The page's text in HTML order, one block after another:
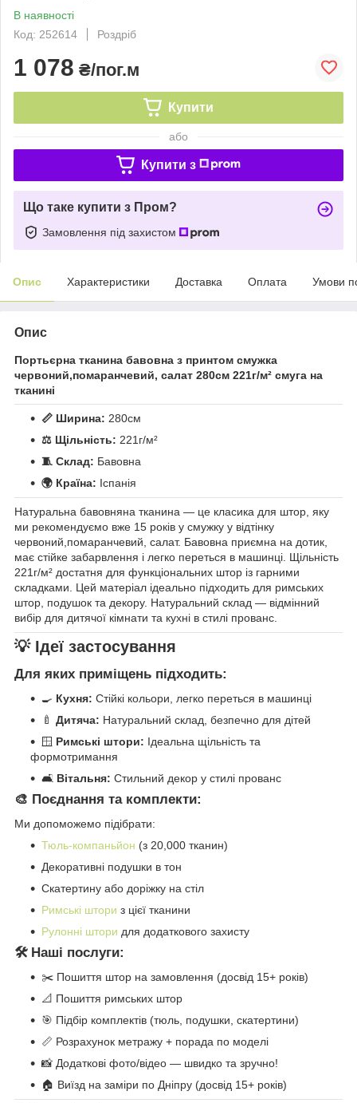
В наявності
Код: 252614
Роздріб
1 078 ₴/пог.м
Купити
або
Купити з
Що таке купити з Пром?
Замовлення під захистом
Опис Характеристики Доставка Оплата Умови
Опис
Портьєрна тканина бавовна з принтом смужка
червоний,помаранчевий, салат 280см 221г/м² смуга на
тканині
📏 Ширина: 280см
⚖️ Щільність: 221г/м²
🧵 Склад: Бавовна
🌍 Країна: Іспанія
Натуральна бавовняна тканина — це класика для штор, яку
ми рекомендуємо вже 15 років у смужку у відтінку
червоний,помаранчевий, салат. Бавовна приємна на дотик,
має стійке забарвлення і легко переться в машинці. Щільність
221г/м² достатня для функціональних штор із гарними
складками. Цей матеріал ідеально підходить для римських
штор, подушок та декору. Натуральний склад — відмінний
вибір для дитячої кімнати та кухні в стилі прованс.
💡 Ідеї застосування
Для яких приміщень підходить:
🍳 Кухня: Стійкі кольори, легко переться в машинці
🍼 Дитяча: Натуральний склад, безпечно для дітей
🪟 Римські штори: Ідеальна щільність та
формотримання
🛋️ Вітальня: Стильний декор у стилі прованс
🎨 Поєднання та комплекти:
Ми допоможемо підібрати:
Тюль-компаньйон (з 20,000 тканин)
Декоративні подушки в тон
Скатертину або доріжку на стіл
Римські штори з цієї тканини
Рулонні штори для додаткового захисту
🛠️ Наші послуги:
✂️ Пошиття штор на замовлення (досвід 15+ років)
📐 Пошиття римських штор
🎯 Підбір комплектів (тюль, подушки, скатертини)
📏 Розрахунок метражу + порада по моделі
📸 Додаткові фото/відео — швидко та зручно!
🏠 Виїзд на заміри по Дніпру (досвід 15+ років)